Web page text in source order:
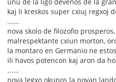
kaj li kreskos super cxiuj regxoj
......
nova skolo de filozofio prosperos,
malrespektante cxiun morton,
la montaro en Germanio ne
ili havos potencon kaj aron da
......
nova legxo okupos la novan